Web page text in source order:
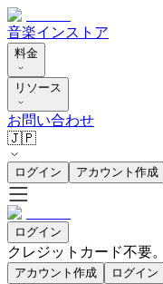
音楽インストア
料金
リソース
お問い合わせ
🇯🇵
ログイン アカウント作成
ログイン
クレジットカード不要
アカウント作成 ログイン